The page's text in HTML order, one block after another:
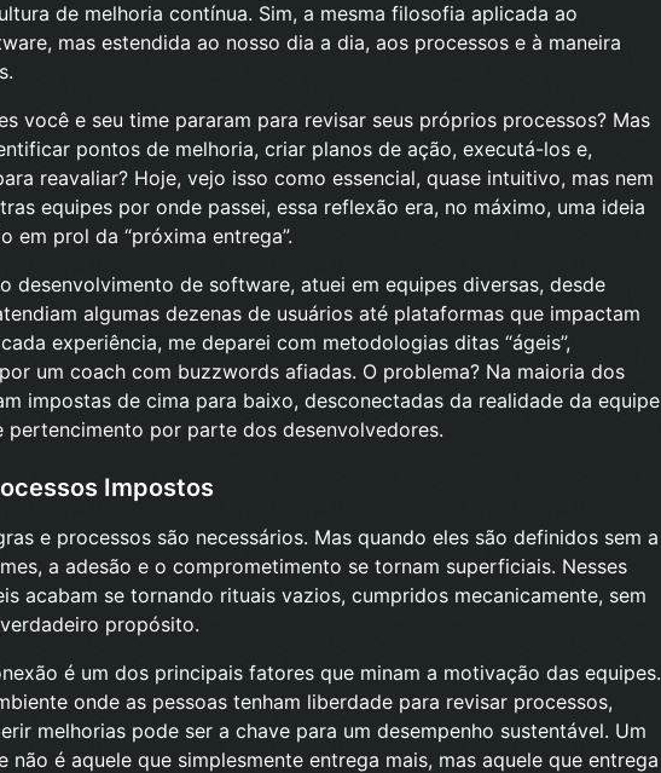
de melhoria contínua. Sim, a mesma filosofia aplicada ao
mas estendida ao nosso dia a dia, aos processos e à maneira
você e seu time pararam para revisar seus próprios processos? Mas
pontos de melhoria, criar planos de ação, executá-los e,
reavaliar? Hoje, vejo isso como essencial, quase intuitivo, mas nem
equipes por onde passei, essa reflexão era, no máximo, uma ideia
em prol da “próxima entrega”.
desenvolvimento de software, atuei em equipes diversas, desde
algumas dezenas de usuários até plataformas que impactam
experiência, me deparei com metodologias ditas “ágeis”,
um coach com buzzwords afiadas. O problema? Na maioria dos
impostas de cima para baixo, desconectadas da realidade da equipe
pertencimento por parte dos desenvolvedores.
Impostos
e processos são necessários. Mas quando eles são definidos sem a
a adesão e o comprometimento se tornam superficiais. Nesses
acabam se tornando rituais vazios, cumpridos mecanicamente, sem
propósito.
é um dos principais fatores que minam a motivação das equipes.
onde as pessoas tenham liberdade para revisar processos,
melhorias pode ser a chave para um desempenho sustentável. Um
é aquele que simplesmente entrega mais, mas aquele que entrega